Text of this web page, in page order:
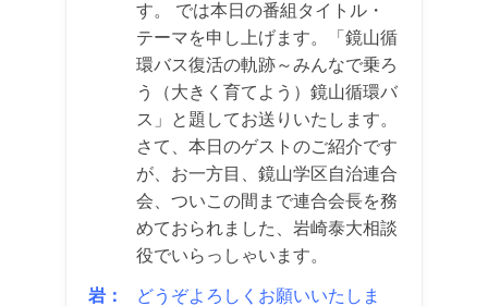
す。 では本日の番組タイトル・
テーマを申し上げます。「鏡山循
環バス復活の軌跡～みんなで乗ろ
う（大きく育てよう）鏡山循環バ
ス」と題してお送りいたします。
さて、本日のゲストのご紹介です
が、お一方目、鏡山学区自治連合
会、ついこの間まで連合会長を務
めておられました、岩崎泰大相談
役でいらっしゃいます。
岩：
どうぞよろしくお願いいたしま